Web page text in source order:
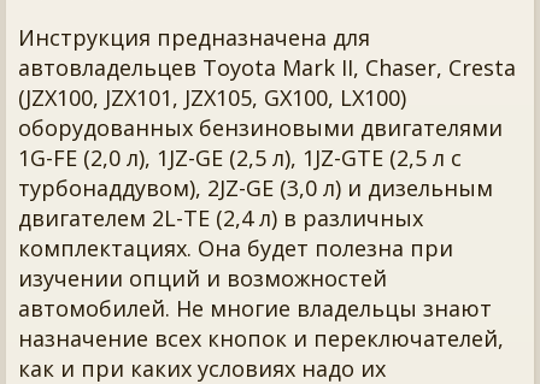
Инструкция предназначена для
автовладельцев Toyota Mark II, Chaser, Cresta
(JZX100, JZX101, JZX105, GX100, LX100)
оборудованных бензиновыми двигателями
1G-FE (2,0 л), 1JZ-GE (2,5 л), 1JZ-GTE (2,5 л с
турбонаддувом), 2JZ-GE (3,0 л) и дизельным
двигателем 2L-TE (2,4 л) в различных
комплектациях. Она будет полезна при
изучении опций и возможностей
автомобилей. Не многие владельцы знают
назначение всех кнопок и переключателей,
как и при каких условиях надо их